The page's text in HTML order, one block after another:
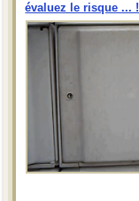
évaluez le risque ... !